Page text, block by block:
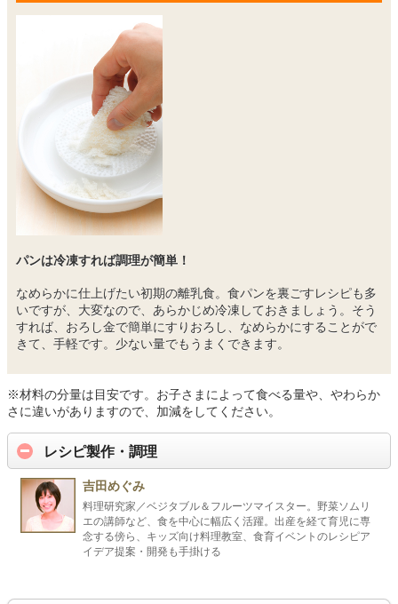
パンは冷凍すれば調理が簡単！
なめらかに仕上げたい初期の離乳食。食パンを裏ごすレシピも多
いですが、大変なので、あらかじめ冷凍しておきましょう。そう
すれば、おろし金で簡単にすりおろし、なめらかにすることがで
きて、手軽です。少ない量でもうまくできます。
※材料の分量は目安です。お子さまによって食べる量や、やわらか
さに違いがありますので、加減をしてください。
レシピ製作・調理
吉田めぐみ
料理研究家／ベジタブル＆フルーツマイスター。野菜ソムリ
エの講師など、食を中心に幅広く活躍。出産を経て育児に専
念する傍ら、キッズ向け料理教室、食育イベントのレシピア
イデア提案・開発も手掛ける